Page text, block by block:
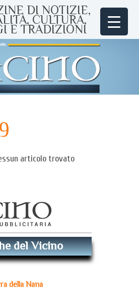
DI NOTIZIE,
CULTURA,
E TRADIZIONI
articolo trovato
del Vicino
della Nana